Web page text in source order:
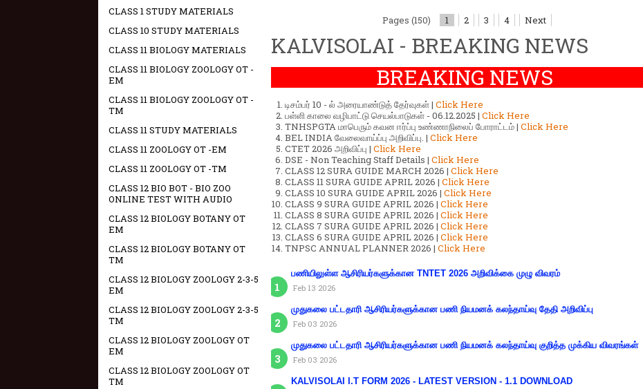
Pages (150) 1 2 3 4 Next
KALVISOLAI - BREAKING NEWS
BREAKING NEWS
டிசம்பர் 10 - ல் அரையாண்டுத் தேர்வுகள் | Click Here
பள்ளி காலை வழிபாட்டு செயல்பாடுகள் - 06.12.2025 | Click Here
TNHSPGTA மாபெரும் கவன ஈர்ப்பு உண்ணாநிலைப் போராட்டம் | Click Here
BEL INDIA வேலைவாய்ப்பு அறிவிப்பு. | Click Here
CTET 2026 அறிவிப்பு | Click Here
DSE - Non Teaching Staff Details | Click Here
CLASS 12 SURA GUIDE MARCH 2026 | Click Here
CLASS 11 SURA GUIDE APRIL 2026 | Click Here
CLASS 10 SURA GUIDE APRIL 2026 | Click Here
CLASS 9 SURA GUIDE APRIL 2026 | Click Here
CLASS 8 SURA GUIDE APRIL 2026 | Click Here
CLASS 7 SURA GUIDE APRIL 2026 | Click Here
CLASS 6 SURA GUIDE APRIL 2026 | Click Here
TNPSC ANNUAL PLANNER 2026 | Click Here
பணியிலுள்ள ஆசிரியர்களுக்கான TNTET 2026 அறிவிக்கை முழு விவரம்
Feb 13 2026
முதுகலை பட்டதாரி ஆசிரியர்களுக்கான பணி நியமனக் கலந்தாய்வு தேதி அறிவிப்பு
Feb 03 2026
முதுகலை பட்டதாரி ஆசிரியர்களுக்கான பணி நியமனக் கலந்தாய்வு குறித்த முக்கிய விவரங்கள்
Feb 03 2026
KALVISOLAI I.T FORM 2026 - LATEST VERSION - 1.1 DOWNLOAD
CLASS 1 STUDY MATERIALS
CLASS 10 STUDY MATERIALS
CLASS 11 BIOLOGY MATERIALS
CLASS 11 BIOLOGY ZOOLOGY OT -
EM
CLASS 11 BIOLOGY ZOOLOGY OT -
TM
CLASS 11 STUDY MATERIALS
CLASS 11 ZOOLOGY OT -EM
CLASS 11 ZOOLOGY OT -TM
CLASS 12 BIO BOT - BIO ZOO
ONLINE TEST WITH AUDIO
CLASS 12 BIOLOGY BOTANY OT
EM
CLASS 12 BIOLOGY BOTANY OT
TM
CLASS 12 BIOLOGY ZOOLOGY 2-3-5
EM
CLASS 12 BIOLOGY ZOOLOGY 2-3-5
TM
CLASS 12 BIOLOGY ZOOLOGY OT
EM
CLASS 12 BIOLOGY ZOOLOGY OT
TM